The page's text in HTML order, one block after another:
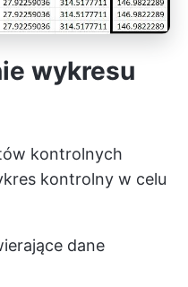
wykresu
kontrolnych
kontrolny w celu
dane